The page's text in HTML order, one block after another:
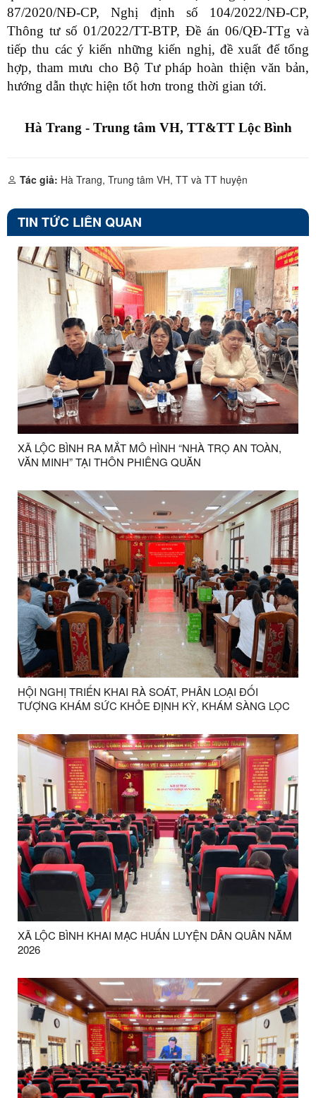
87/2020/NĐ-CP,Nghị định số 104/2022/NĐ-CP,
Thông tư số 01/2022/TT-BTP, Đề án 06/QĐ-TTg và
tiếp thu các ý kiến những kiến nghị, đề xuất để tổng
hợp, tham mưu cho Bộ Tư pháp hoàn thiện văn bản,
hướng dẫn thực hiện tốt hơn trong thời gian tới.
Hà Trang - Trung tâm VH, TT&TT Lộc Bình
Tác giả: Hà Trang, Trung tâm VH, TT và TT huyện
TIN TỨC LIÊN QUAN
XÃ LỘC BÌNH RA MẮT MÔ HÌNH “NHÀ TRỌ AN TOÀN,
VĂN MINH” TẠI THÔN PHIÊNG QUĂN
HỘI NGHỊ TRIỂN KHAI RÀ SOÁT, PHÂN LOẠI ĐỐI
TƯỢNG KHÁM SỨC KHỎE ĐỊNH KỲ, KHÁM SÀNG LỌC
XÃ LỘC BÌNH KHAI MẠC HUẤN LUYỆN DÂN QUÂN NĂM
2026